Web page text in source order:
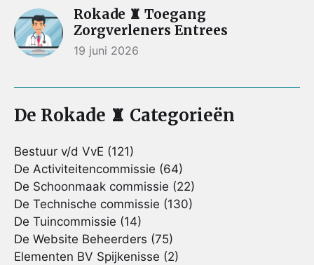
Rokade ♜ Toegang
Zorgverleners Entrees
19 juni 2026
De Rokade ♜ Categorieën
Bestuur v/d VvE (121)
De Activiteitencommissie (64)
De Schoonmaak commissie (22)
De Technische commissie (130)
De Tuincommissie (14)
De Website Beheerders (75)
Elementen BV Spijkenisse (2)